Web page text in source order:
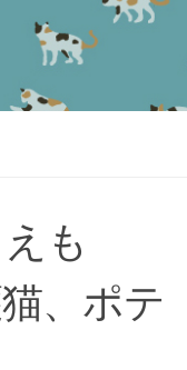
も
、ポテ